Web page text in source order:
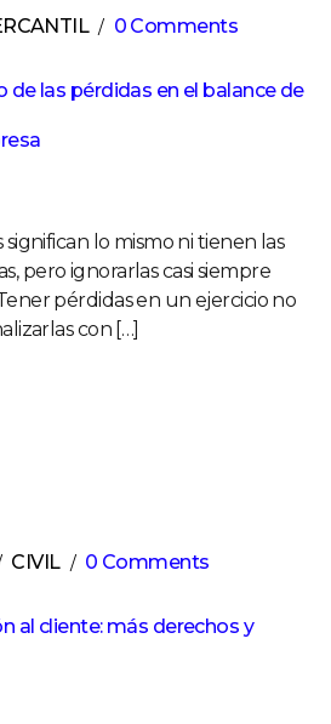
0 Comments
de las pérdidas en el balance de
significan lo mismo ni tienen las
pero ignorarlas casi siempre
pérdidas en un ejercicio no
con […]
CIVIL 0 Comments
al cliente: más derechos y